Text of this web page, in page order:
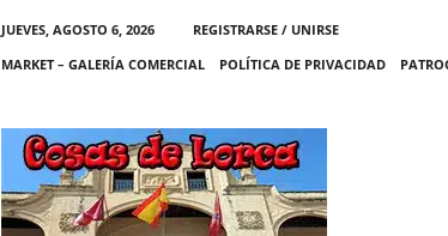
JUEVES, AGOSTO 6, 2026
REGISTRARSE / UNIRSE
MARKET – GALERÍA COMERCIAL
POLÍTICA DE PRIVACIDAD
C
A
S